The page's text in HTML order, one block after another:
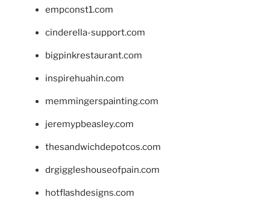
empconst1.com
cinderella-support.com
bigpinkrestaurant.com
inspirehuahin.com
memmingerspainting.com
jeremypbeasley.com
thesandwichdepotcos.com
drgiggleshouseofpain.com
hotflashdesigns.com